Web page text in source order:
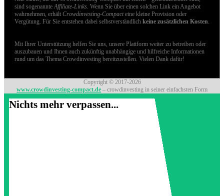
sind sogenannteAffiliate-Links. Wenn Sie über einen solchen Link ein Angebot
wahrnehmen, erhält Crowdinvesting-Compacteine kleine Provision oder
Vergütung. Für Sie entstehen dabei selbstverständlich keine zusätzlichen Kosten.
Mit Ihrer Unterstützung helfen Sie uns, unsere Plattform weiter zu betreiben oder
auszubauen und Ihnen auch zukünftig unabhängige und hilfreiche Informationen
rund um das Thema Crowdinvesting bereitzustellen. Vielen Dank dafür!
Copyright © 2017-2026
www.crowdinvesting-compact.de – crowdinvesting in seiner einfachsten Form
Nichts mehr verpassen...